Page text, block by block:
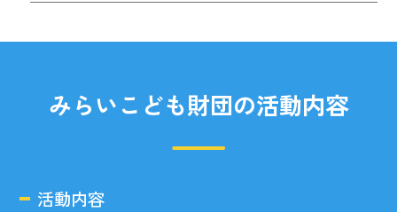
みらいこども財団の活動内容
活動内容